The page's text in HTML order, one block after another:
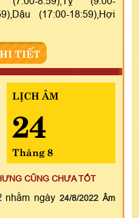
(17:00-18:59),Hợi
TIẾT
LỊCH ÂM
24
Tháng 8
CŨNG CHƯA TỐT
nhằm ngày24/8/2022 Âm